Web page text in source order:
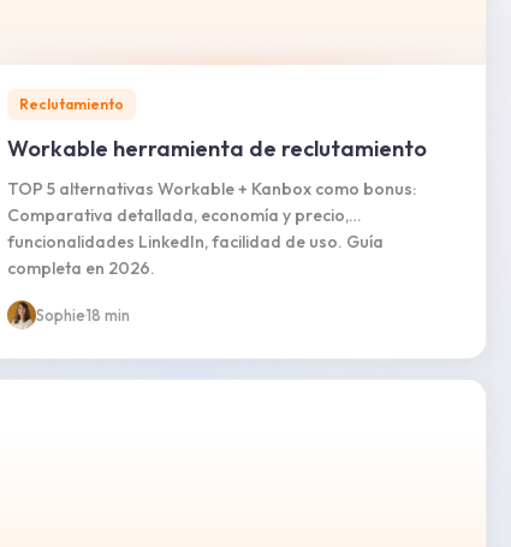
Reclutamiento
Workable herramienta de reclutamiento
TOP 5 alternativas Workable + Kanbox como bonus:
Comparativa detallada, economía y precio,
funcionalidades LinkedIn, facilidad de uso. Guía
completa en 2026.
Sophie·18 min